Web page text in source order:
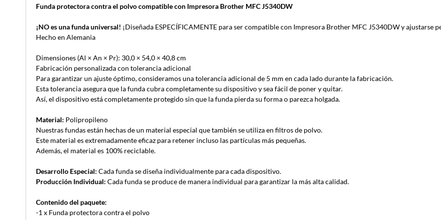
Funda protectora contra el polvo compatible con Impresora Brother MFC J5340DW
¡NO es una funda universal! ¡Diseñada ESPECÍFICAMENTE para ser compatible con Impresora Brother MFC J5340DW y ajustarse
Hecho en Alemania
Dimensiones (Al × An × Pr): 30,0 × 54,0 × 40,8 cm
Fabricación personalizada con tolerancia adicional
Para garantizar un ajuste óptimo, consideramos una tolerancia adicional de 5 mm en cada lado durante la fabricación.
Esta tolerancia asegura que la funda cubra completamente su dispositivo y sea fácil de poner y quitar.
Así, el dispositivo está completamente protegido sin que la funda pierda su forma o parezca holgada.
Material: Polipropileno
Nuestras fundas están hechas de un material especial que también se utiliza en filtros de polvo.
Este material es extremadamente eficaz para retener incluso las partículas más pequeñas.
Además, el material es 100% reciclable.
Desarrollo Especial: Cada funda se diseña individualmente para cada dispositivo.
Producción Individual: Cada funda se produce de manera individual para garantizar la más alta calidad.
Contenido del paquete:
-1 x Funda protectora contra el polvo